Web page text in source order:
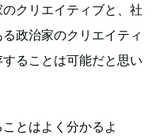
クリエイティブと、社
政治家のクリエイティ
ることは可能だと思い
とはよく分かるよ